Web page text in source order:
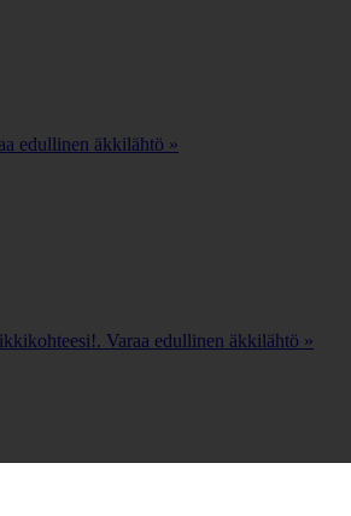
edullinen äkkilähtö »
Varaa edullinen äkkilähtö »